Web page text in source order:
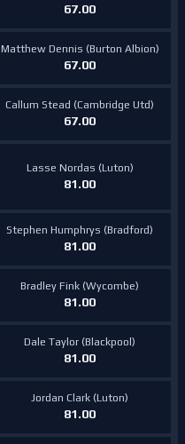
67.00
Matthew Dennis (Burton Albion)
67.00
Callum Stead (Cambridge Utd)
67.00
Lasse Nordas (Luton)
81.00
Stephen Humphrys (Bradford)
81.00
Bradley Fink (Wycombe)
81.00
Dale Taylor (Blackpool)
81.00
Jordan Clark (Luton)
81.00